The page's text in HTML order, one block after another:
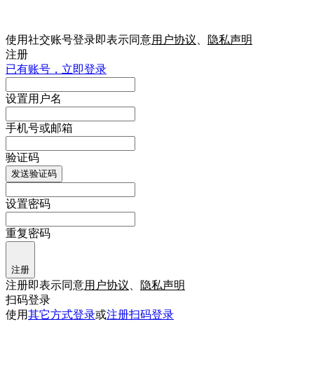
使用社交账号登录即表示同意用户协议
隐私声明
注册
已有账号，立即登录
设置用户名
手机号或邮箱
验证码
发送验证码
设置密码
重复密码
注册
注册即表示同意用户协议
隐私声明
扫码登录
使用其它方式登录或注册扫码登录